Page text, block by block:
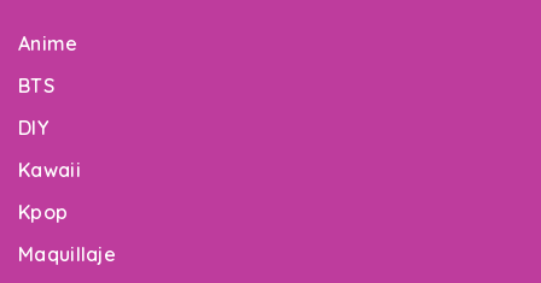
Anime
BTS
DIY
Kawaii
Kpop
Maquillaje